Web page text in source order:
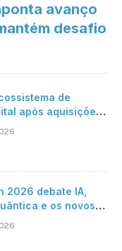
avanço
desafio
de
após aquisições
2026 debate IA,
e os novos